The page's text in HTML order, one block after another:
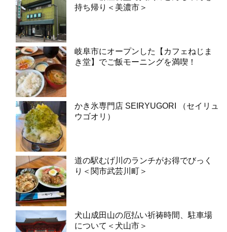
持ち帰り＜美濃市＞
岐阜市にオープンした【カフェねじま
き堂】でご飯モーニングを満喫！
かき氷専門店 SEIRYUGORI （セイリュ
ウゴオリ）
道の駅むげ川のランチがお得でびっく
り＜関市武芸川町＞
犬山成田山の厄払い祈祷時間、駐車場
について＜犬山市＞